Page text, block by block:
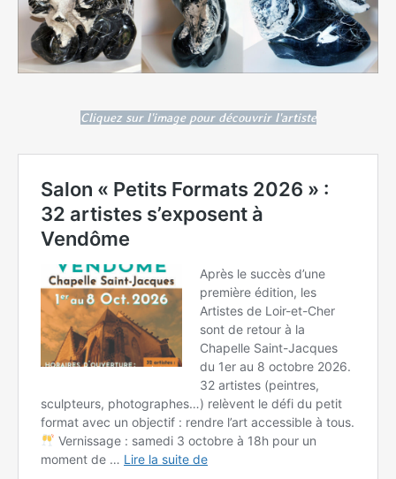
Cliquez sur l'image pour découvrir l'artiste